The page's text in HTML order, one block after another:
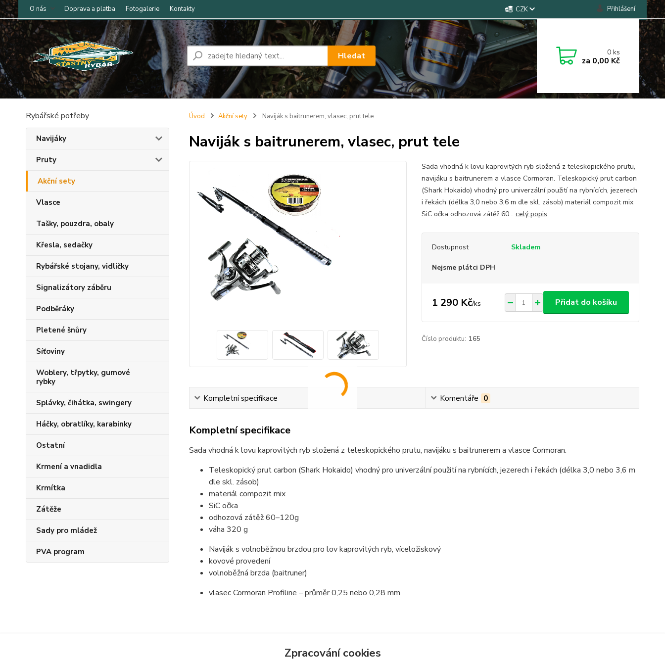
O nás Doprava a platba Fotogalerie Kontakty CZK Přihlášení
Hledat 0ks
za 0,00 Kč
Rybářské potřeby
Navijáky
Pruty
Akční sety
Vlasce
Tašky, pouzdra, obaly
Křesla, sedačky
Rybářské stojany, vidličky
Signalizátory záběru
Podběráky
Pletené šnůry
Síťoviny
Woblery, třpytky, gumové
rybky
Splávky, čihátka, swingery
Háčky, obratlíky, karabinky
Ostatní
Krmení a vnadidla
Krmítka
Zátěže
Sady pro mládež
PVA program
Úvod Akční sety Naviják s baitrunerem, vlasec, prut tele
Naviják s baitrunerem, vlasec, prut tele
Sada vhodná k lovu kaprovitých ryb složená z teleskopického prutu,
navijáku s baitrunerem a vlasce Cormoran. Teleskopický prut carbon
(Shark Hokaido) vhodný pro univerzální použití na rybnících, jezerech
i řekách (délka 3,0 nebo 3,6 m dle skl. zásob) materiál compozit mix
SiC očka odhozová zátěž 60... celý popis
Dostupnost Skladem
Nejsme plátci DPH
1 290 Kč/ks Přidat do košíku
Číslo produktu: 165
Kompletní specifikace Komentáře 0
Kompletní specifikace
Sada vhodná k lovu kaprovitých ryb složená z teleskopického prutu, navijáku s baitrunerem a vlasce Cormoran.
Teleskopický prut carbon (Shark Hokaido) vhodný pro univerzální použití na rybnících, jezerech i řekách (délka 3,0 nebo 3,6 m
dle skl. zásob)
materiál compozit mix
SiC očka
odhozová zátěž 60–120g
váha 320 g
Naviják s volnoběžnou brzdou pro lov kaprovitých ryb, víceložiskový
kovové provedení
volnoběžná brzda (baitruner)
vlasec Cormoran Profiline – průměr 0,25 nebo 0,28 mm
Zboží zařazeno v kategoriíchZpracování cookies